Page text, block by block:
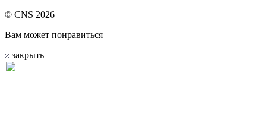
© CNS 2026
Вам может понравиться
закрыть